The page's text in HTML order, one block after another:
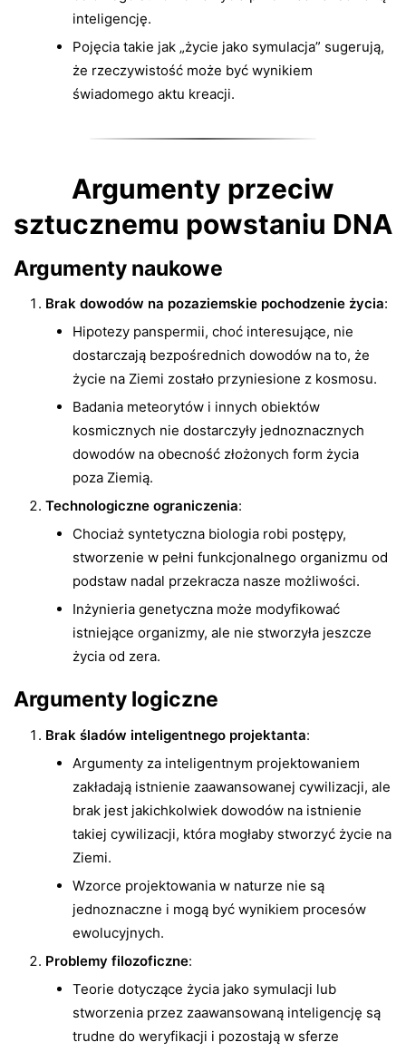
inteligencję.
Pojęcia takie jak „życie jako symulacja” sugerują,
że rzeczywistość może być wynikiem
świadomego aktu kreacji.
Argumenty przeciw
sztucznemu powstaniu DNA
Argumenty naukowe
Brak dowodów na pozaziemskie pochodzenie życia:
Hipotezy panspermii, choć interesujące, nie
dostarczają bezpośrednich dowodów na to, że
życie na Ziemi zostało przyniesione z kosmosu.
Badania meteorytów i innych obiektów
kosmicznych nie dostarczyły jednoznacznych
dowodów na obecność złożonych form życia
poza Ziemią.
Technologiczne ograniczenia:
Chociaż syntetyczna biologia robi postępy,
stworzenie w pełni funkcjonalnego organizmu od
podstaw nadal przekracza nasze możliwości.
Inżynieria genetyczna może modyfikować
istniejące organizmy, ale nie stworzyła jeszcze
życia od zera.
Argumenty logiczne
Brak śladów inteligentnego projektanta:
Argumenty za inteligentnym projektowaniem
zakładają istnienie zaawansowanej cywilizacji, ale
brak jest jakichkolwiek dowodów na istnienie
takiej cywilizacji, która mogłaby stworzyć życie na
Ziemi.
Wzorce projektowania w naturze nie są
jednoznaczne i mogą być wynikiem procesów
ewolucyjnych.
Problemy filozoficzne:
Teorie dotyczące życia jako symulacji lub
stworzenia przez zaawansowaną inteligencję są
trudne do weryfikacji i pozostają w sferze